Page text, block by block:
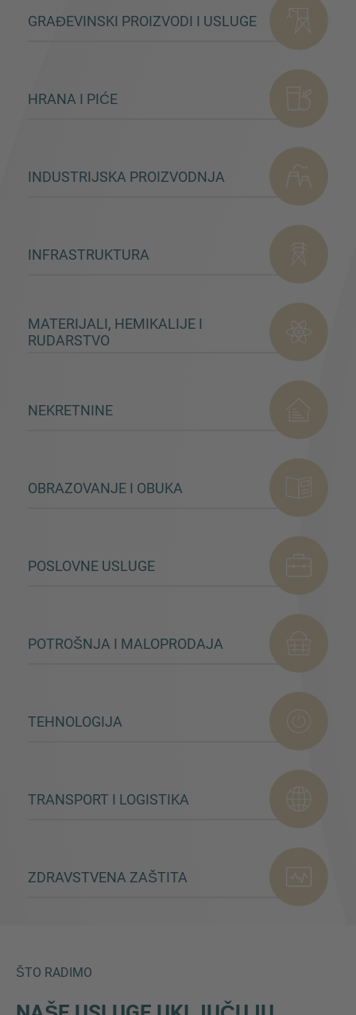
GRAĐEVINSKI PROIZVODI I USLUGE
HRANA I PIĆE
INDUSTRIJSKA PROIZVODNJA
INFRASTRUKTURA
MATERIJALI, HEMIKALIJE I
RUDARSTVO
NEKRETNINE
OBRAZOVANJE I OBUKA
POSLOVNE USLUGE
POTROŠNJA I MALOPRODAJA
TEHNOLOGIJA
TRANSPORT I LOGISTIKA
ZDRAVSTVENA ZAŠTITA
ŠTO RADIMO
VIŠE INFORMACIJA?
dostupan za razgovor.